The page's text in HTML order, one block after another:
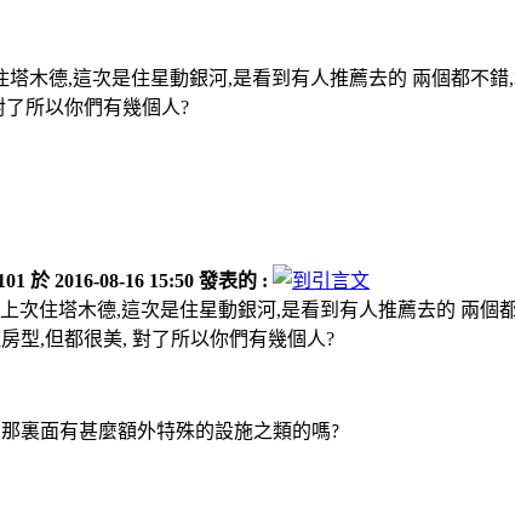
塔木德,這次是住星動銀河,是看到有人推薦去的 兩個都不
所以你們有幾個人?
於 2016-08-16 15:50 發表的 :
次住塔木德,這次是住星動銀河,是看到有人推薦去的 兩
型,但都很美, 對了所以你們有幾個人?
那裏面有甚麼額外特殊的設施之類的嗎?